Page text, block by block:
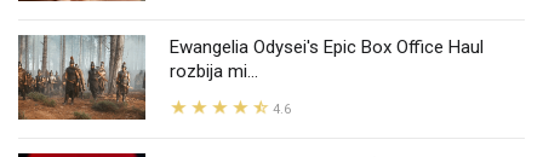
Ewangelia Odysei's Epic Box Office Haul
rozbija mi...
4.6